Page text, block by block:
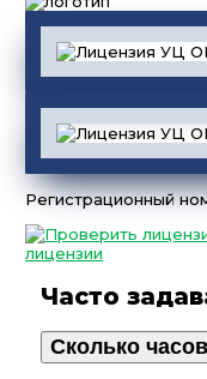
Регистрационный
лицензии
Часто
Сколько